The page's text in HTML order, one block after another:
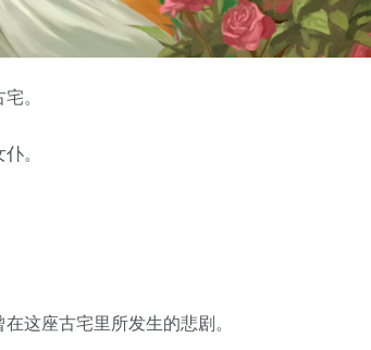
。
。
这座古宅里所发生的悲剧。